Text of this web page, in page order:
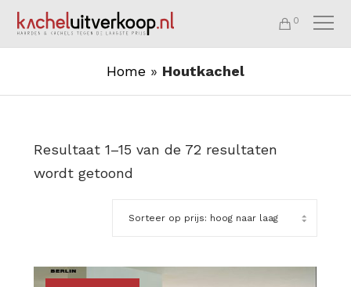
0
Home » Houtkachel
Resultaat 1–15 van de 72 resultaten
wordt getoond